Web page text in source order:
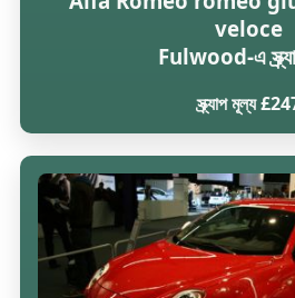
veloce
Fulwood-এ
স্ক্র্যাপ মূল্য